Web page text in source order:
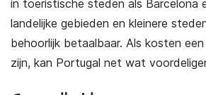
in toeristische steden als Barcelona
landelijke gebieden en kleinere
behoorlijk betaalbaar. Als kosten
zijn, kan Portugal net wat